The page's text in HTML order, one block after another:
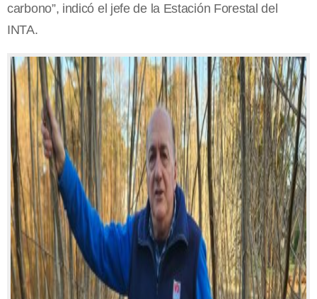
carbono”, indicó el jefe de la Estación Forestal del
INTA.